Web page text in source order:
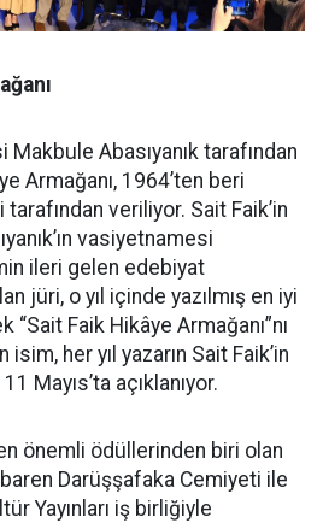
Makbule Abasıyanık tarafından
Armağanı, 1964’ten beri
veriliyor. Sait Faik’in
vasiyetnamesi
ileri gelen edebiyat
jüri, o yıl içinde yazılmış en iyi
“Sait Faik Hikâye Armağanı”nı
her yıl yazarın Sait Faik’in
Mayıs’ta açıklanıyor.
önemli ödüllerinden biri olan
Darüşşafaka Cemiyeti ile
Yayınları iş birliğiyle